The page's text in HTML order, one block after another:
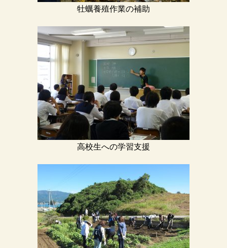
牡蠣養殖作業の補助
高校生への学習支援